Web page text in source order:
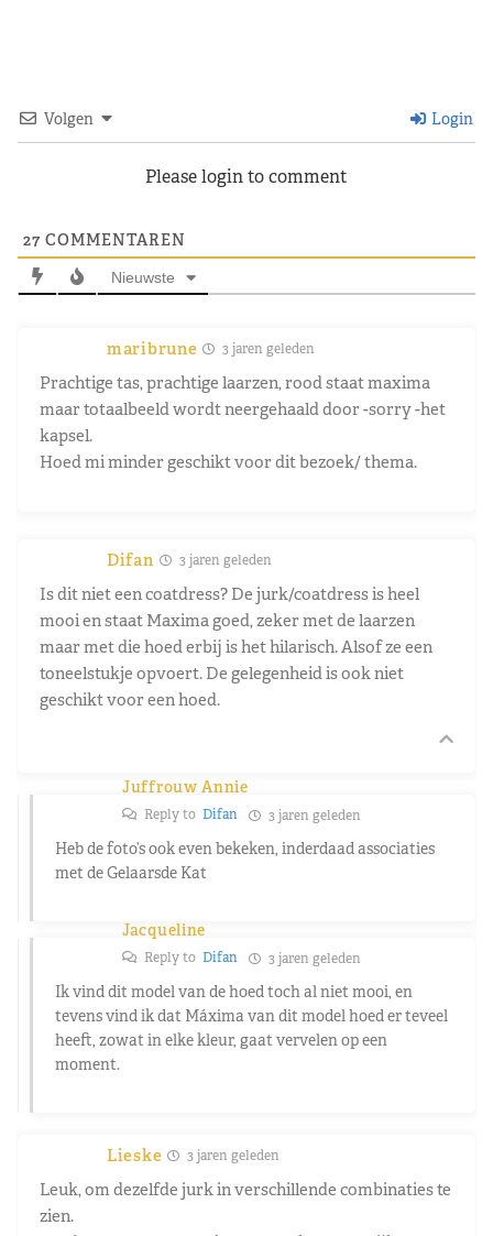
Volgen Login
Please login to comment
27 COMMENTAREN
Nieuwste
maribrune 3 jaren geleden
Prachtige tas, prachtige laarzen, rood staat maxima
maar totaalbeeld wordt neergehaald door -sorry -het
kapsel.
Hoed mi minder geschikt voor dit bezoek/ thema.
Difan 3 jaren geleden
Is dit niet een coatdress? De jurk/coatdress is heel
mooi en staat Maxima goed, zeker met de laarzen
maar met die hoed erbij is het hilarisch. Alsof ze een
toneelstukje opvoert. De gelegenheid is ook niet
geschikt voor een hoed.
Juffrouw Annie
Reply to Difan 3 jaren geleden
Heb de foto’s ook even bekeken, inderdaad associaties
met de Gelaarsde Kat
Jacqueline
Reply to Difan 3 jaren geleden
Ik vind dit model van de hoed toch al niet mooi, en
tevens vind ik dat Máxima van dit model hoed er teveel
heeft, zowat in elke kleur, gaat vervelen op een
moment.
Lieske 3 jaren geleden
Leuk, om dezelfde jurk in verschillende combinaties te
zien.